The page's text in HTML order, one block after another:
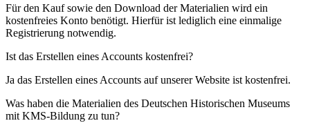
Für den Kauf sowie den Download der Materialien wird ein
kostenfreies Konto benötigt. Hierfür ist lediglich eine einmalige
Registrierung notwendig.
Ist das Erstellen eines Accounts kostenfrei?
Ja das Erstellen eines Accounts auf unserer Website ist kostenfrei.
Was haben die Materialien des Deutschen Historischen Museums
mit KMS-Bildung zu tun?